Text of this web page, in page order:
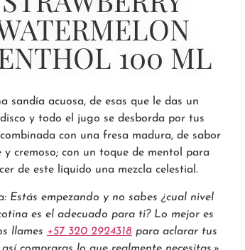
100 ML
sandía acuosa, de esas que le das un
y todo el jugo se desborda por tus
combinada con una fresa madura, de sabor
y cremoso; con un toque de mentol para
de este líquido una mezcla celestial.
Estás empezando y no sabes ¿cual nivel
es el adecuado para ti? Lo mejor es
llames +57 320 2924318 para aclarar tus